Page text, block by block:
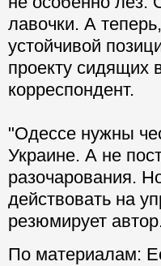
лавочки. А
устойчивой
проекту сидящих
корреспондент.
"Одессе нужны
Украине. А не
разочарования.
действовать на
резюмирует
По материалам: